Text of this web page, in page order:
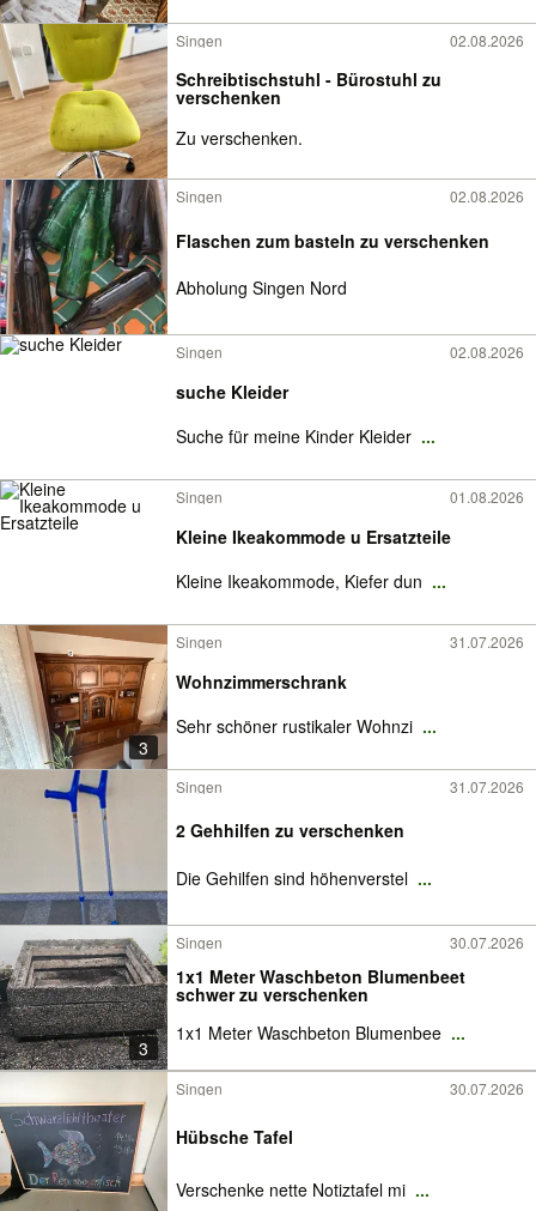
Singen 02.08.2026
Schreibtischstuhl - Bürostuhl zu
verschenken
Zu verschenken.
Singen 02.08.2026
Flaschen zum basteln zu verschenken
Abholung Singen Nord
Singen 02.08.2026
suche Kleider
Suche für meine Kinder Kleider ...
Singen 01.08.2026
Kleine Ikeakommode u Ersatzteile
Kleine Ikeakommode, Kiefer dun ...
3
Singen 31.07.2026
Wohnzimmerschrank
Sehr schöner rustikaler Wohnzi ...
Singen 31.07.2026
2 Gehhilfen zu verschenken
Die Gehilfen sind höhenverstel ...
3
Singen 30.07.2026
1x1 Meter Waschbeton Blumenbeet
schwer zu verschenken
1x1 Meter Waschbeton Blumenbee ...
Singen 30.07.2026
Hübsche Tafel
Verschenke nette Notiztafel mi ...